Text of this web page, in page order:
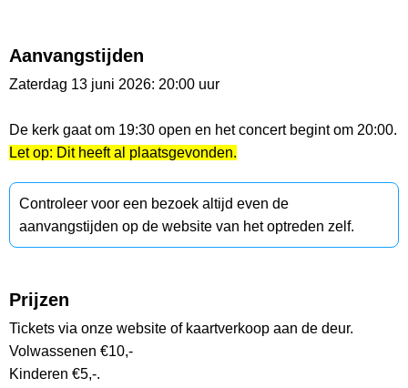
Aanvangstijden
Zaterdag 13 juni 2026: 20:00 uur
De kerk gaat om 19:30 open en het concert begint om 20:00.
Let op: Dit heeft al plaatsgevonden.
Controleer voor een bezoek altijd even de
aanvangstijden op de website van het optreden zelf.
Prijzen
Tickets via onze website of kaartverkoop aan de deur.
Volwassenen €10,-
Kinderen €5,-.